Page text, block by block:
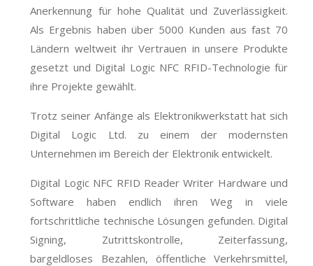
Anerkennung für hohe Qualität und Zuverlässigkeit.
Als Ergebnis haben über 5000 Kunden aus fast 70
Ländern weltweit ihr Vertrauen in unsere Produkte
gesetzt und Digital Logic NFC RFID-Technologie für
ihre Projekte gewählt.
Trotz seiner Anfänge als Elektronikwerkstatt hat sich
Digital Logic Ltd. zu einem der modernsten
Unternehmen im Bereich der Elektronik entwickelt.
Digital Logic NFC RFID Reader Writer Hardware und
Software haben endlich ihren Weg in viele
fortschrittliche technische Lösungen gefunden. Digital
Signing, Zutrittskontrolle, Zeiterfassung,
bargeldloses Bezahlen, öffentliche Verkehrsmittel,